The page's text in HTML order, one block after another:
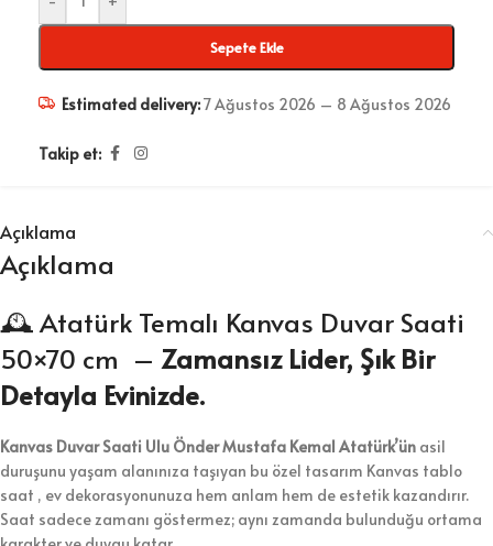
Sepete Ekle
Estimated delivery:7 Ağustos 2026 – 8 Ağustos 2026
Takip et:
Açıklama
Açıklama
🕰️ Atatürk Temalı Kanvas Duvar Saati
50×70 cm –Zamansız Lider, Şık Bir
Detayla Evinizde.
Kanvas Duvar Saati Ulu Önder Mustafa Kemal Atatürk’ün asil
duruşunu yaşam alanınıza taşıyan bu özel tasarım Kanvas tablo
saat , ev dekorasyonunuza hem anlam hem de estetik kazandırır.
Saat sadece zamanı göstermez; aynı zamanda bulunduğu ortama